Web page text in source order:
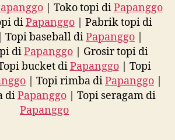
| Toko topi diPapanggo
diPapanggo| Pabrik topi di
| Topi baseball diPapanggo |
diPapanggo | Grosir topi di
bucket diPapanggo| Topi
| Topi rimba diPapanggo |
diPapanggo| Topi seragam di
Papanggo